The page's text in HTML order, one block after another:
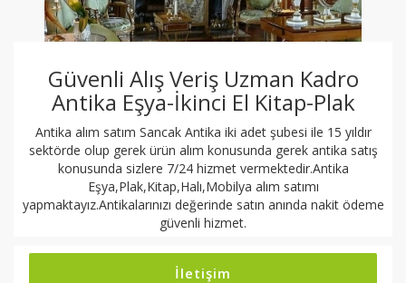
Güvenli Alış Veriş Uzman Kadro
Antika Eşya-İkinci El Kitap-Plak
Antika alım satım Sancak Antika iki adet şubesi ile 15 yıldır
sektörde olup gerek ürün alım konusunda gerek antika satış
konusunda sizlere 7/24 hizmet vermektedir.Antika
Eşya,Plak,Kitap,Halı,Mobilya alım satımı
yapmaktayız.Antikalarınızı değerinde satın anında nakit ödeme
güvenli hizmet.
İletişim